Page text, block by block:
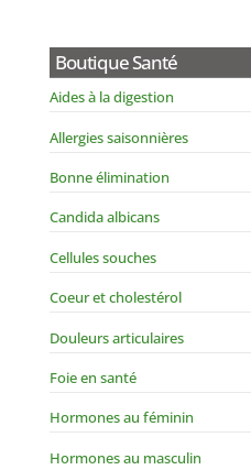
Boutique Santé
Aides à la digestion
Allergies saisonnières
Bonne élimination
Candida albicans
Cellules souches
Coeur et cholestérol
Douleurs articulaires
Foie en santé
Hormones au féminin
Hormones au masculin